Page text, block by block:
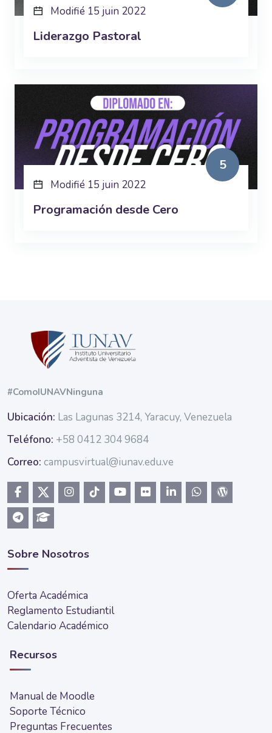
Modifié 15 juin 2022
Liderazgo Pastoral
Modifié 15 juin 2022
Programación desde Cero
5
#ComoIUNAVNinguna
Ubicación: Las Lagunas 3214, Yaracuy, Venezuela
Teléfono: +58 0412 304 9684
Correo: campusvirtual@iunav.edu.ve
Sobre Nosotros
Oferta Académica
Reglamento Estudiantil
Calendario Académico
Recursos
Manual de Moodle
Soporte Técnico
Preguntas Frecuentes